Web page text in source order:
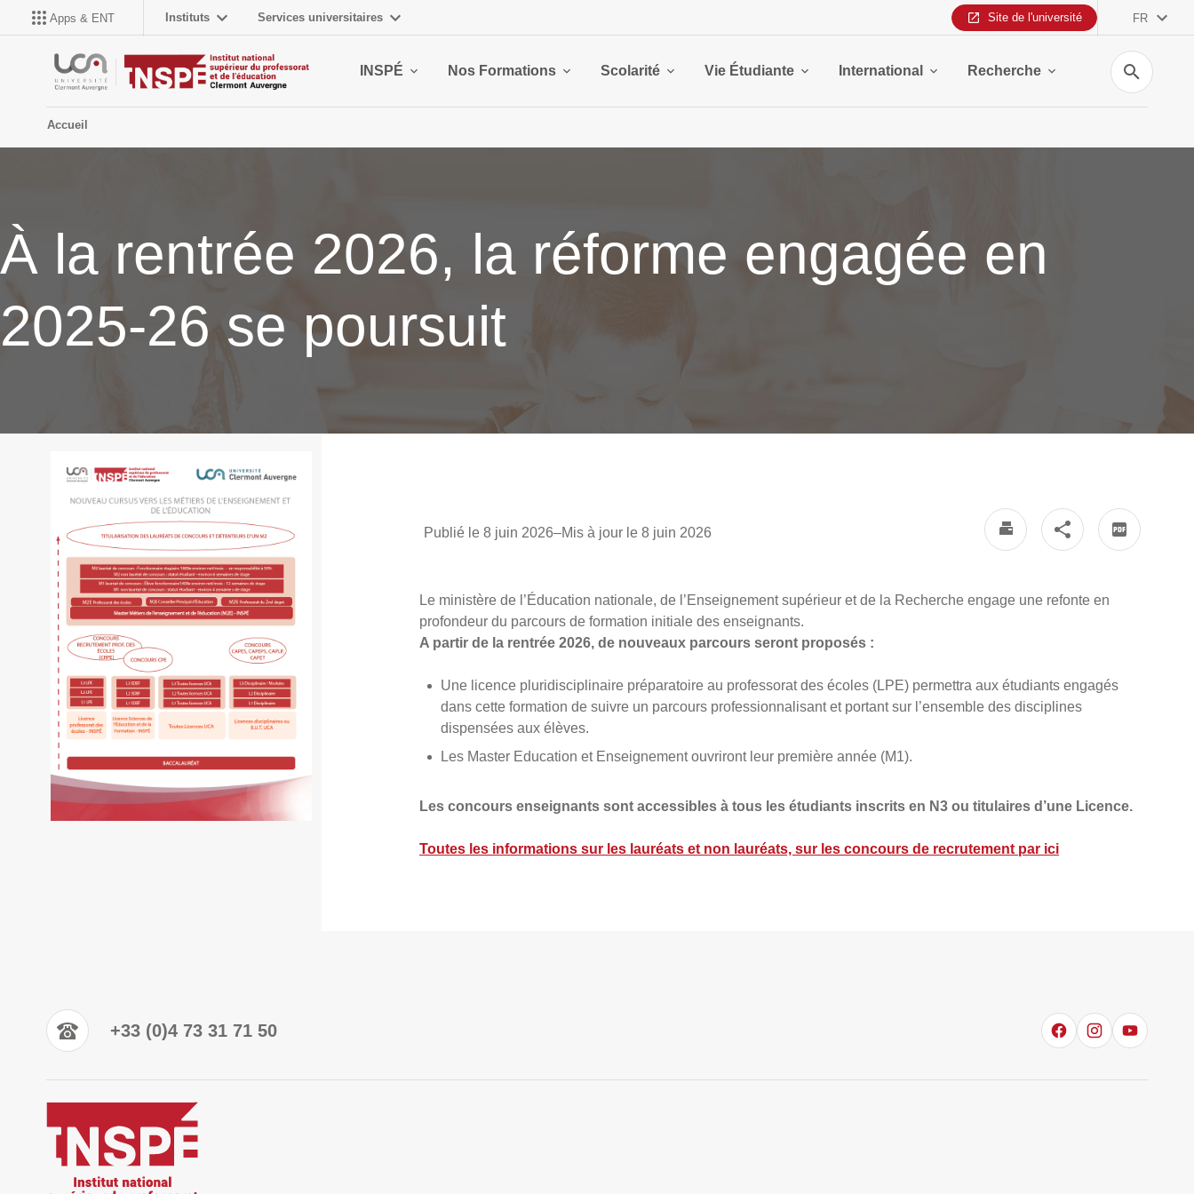
Apps & ENT Instituts Services universitaires Site de l'université FR
INSPÉ Nos Formations Scolarité Vie Étudiante International Recherche
Recherche
Accueil
À la rentrée 2026, la réforme engagée en
2025-26 se poursuit
Publié le 8 juin 2026–Mis à jour le 8 juin 2026
Le ministère de l’Éducation nationale, de l’Enseignement supérieur et de la Recherche engage une refonte en
profondeur du parcours de formation initiale des enseignants.
A partir de la rentrée 2026, de nouveaux parcours seront proposés :
Une licence pluridisciplinaire préparatoire au professorat des écoles (LPE) permettra aux étudiants engagés
dans cette formation de suivre un parcours professionnalisant et portant sur l’ensemble des disciplines
dispensées aux élèves.
Les Master Education et Enseignement ouvriront leur première année (M1).
Les concours enseignants sont accessibles à tous les étudiants inscrits en N3 ou titulaires d’une Licence.
Toutes les informations sur les lauréats et non lauréats, sur les concours de recrutement parici
+33 (0)4 73 31 71 50